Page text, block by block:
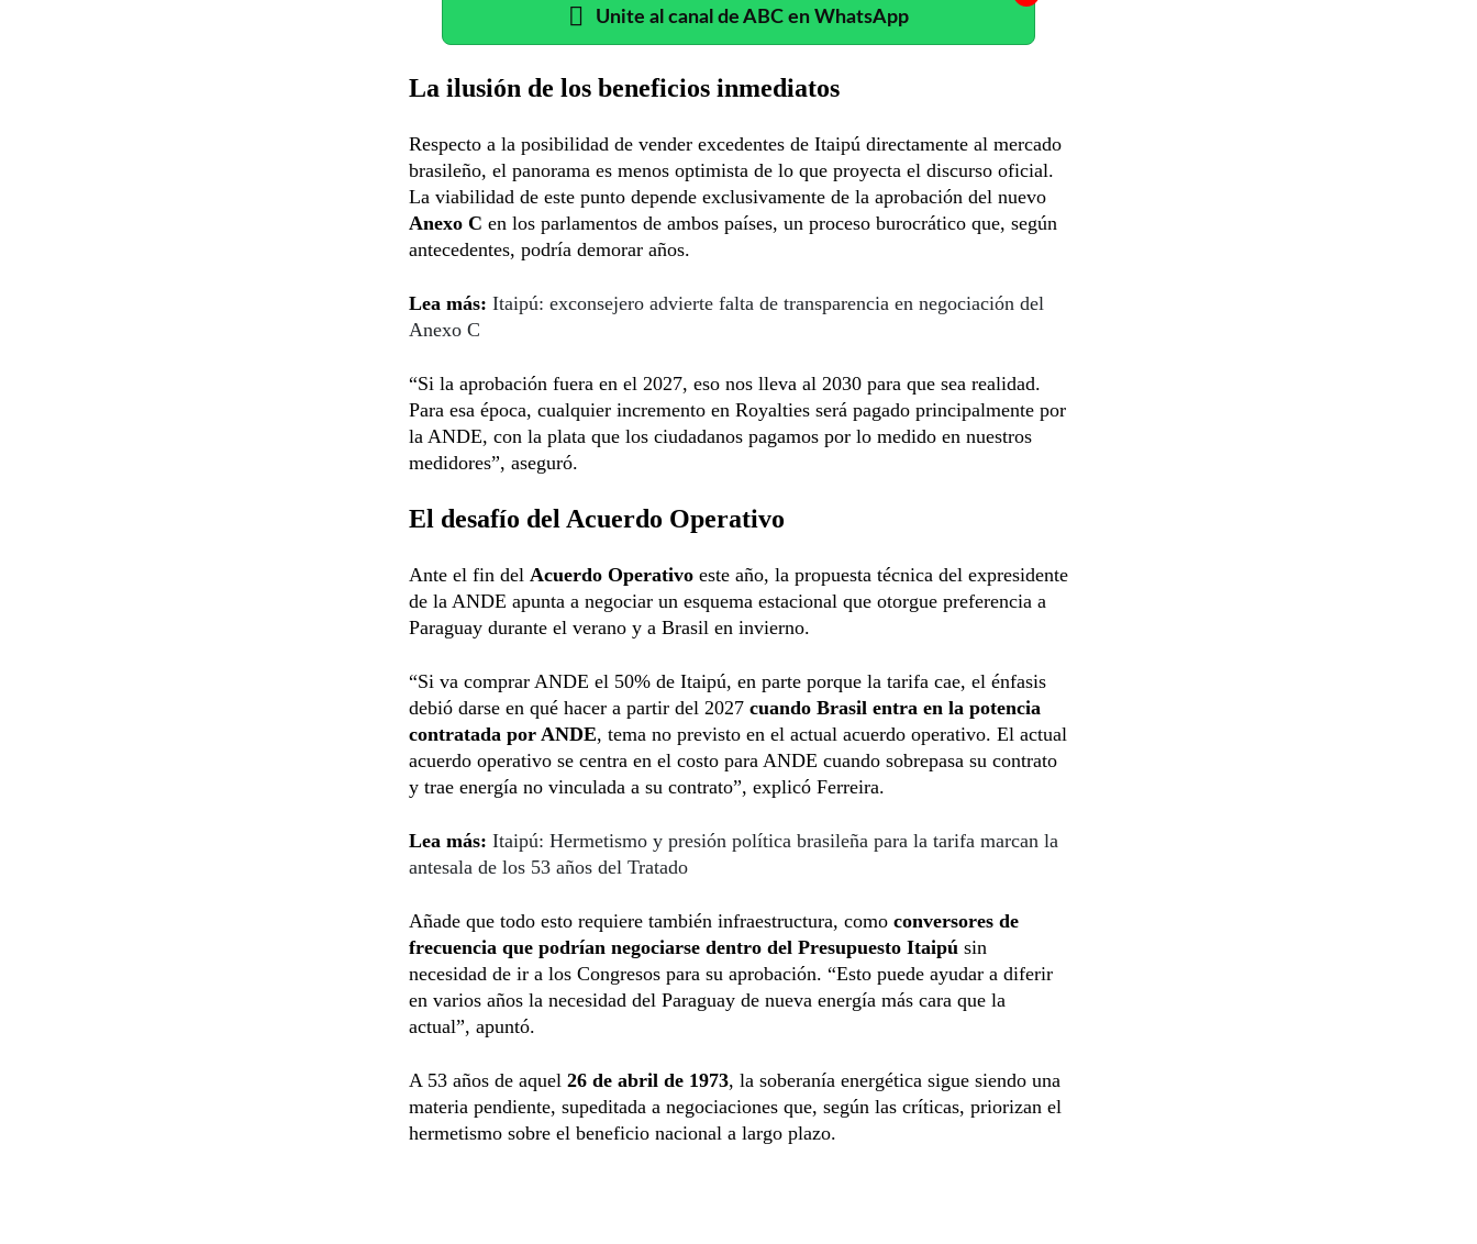
Unite al canal de ABC en WhatsApp
La ilusión de los beneficios inmediatos
Respecto a la posibilidad de vender excedentes de Itaipú directamente al mercado
brasileño, el panorama es menos optimista de lo que proyecta el discurso oficial.
La viabilidad de este punto depende exclusivamente de la aprobación del nuevo
Anexo C en los parlamentos de ambos países, un proceso burocrático que, según
antecedentes, podría demorar años.
Lea más: Itaipú: exconsejero advierte falta de transparencia en negociación del
Anexo C
“Si la aprobación fuera en el 2027, eso nos lleva al 2030 para que sea realidad.
Para esa época, cualquier incremento en Royalties será pagado principalmente por
la ANDE, con la plata que los ciudadanos pagamos por lo medido en nuestros
medidores”, aseguró.
El desafío del Acuerdo Operativo
Ante el fin del Acuerdo Operativo este año, la propuesta técnica del expresidente
de la ANDE apunta a negociar un esquema estacional que otorgue preferencia a
Paraguay durante el verano y a Brasil en invierno.
“Si va comprar ANDE el 50% de Itaipú, en parte porque la tarifa cae, el énfasis
debió darse en qué hacer a partir del 2027 cuando Brasil entra en la potencia
contratada por ANDE, tema no previsto en el actual acuerdo operativo. El actual
acuerdo operativo se centra en el costo para ANDE cuando sobrepasa su contrato
y trae energía no vinculada a su contrato”, explicó Ferreira.
Lea más: Itaipú: Hermetismo y presión política brasileña para la tarifa marcan la
antesala de los 53 años del Tratado
Añade que todo esto requiere también infraestructura, como conversores de
frecuencia que podrían negociarse dentro del Presupuesto Itaipú sin
necesidad de ir a los Congresos para su aprobación. “Esto puede ayudar a diferir
en varios años la necesidad del Paraguay de nueva energía más cara que la
actual”, apuntó.
A 53 años de aquel 26 de abril de 1973, la soberanía energética sigue siendo una
materia pendiente, supeditada a negociaciones que, según las críticas, priorizan el
hermetismo sobre el beneficio nacional a largo plazo.